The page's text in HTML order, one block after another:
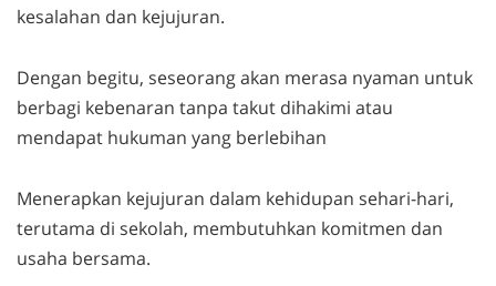
kesalahan dan kejujuran.
Dengan begitu, seseorang akan merasa nyaman untuk
berbagi kebenaran tanpa takut dihakimi atau
mendapat hukuman yang berlebihan
Menerapkan kejujuran dalam kehidupan sehari-hari,
terutama di sekolah, membutuhkan komitmen dan
usaha bersama.